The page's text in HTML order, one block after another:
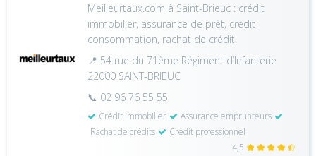
Meilleurtaux.com à Saint-Brieuc : crédit
immobilier, assurance de prêt, crédit
consommation, rachat de crédit.
📍 54 rue du 71ème Régiment d’Infanterie
22000 SAINT-BRIEUC
📞 02 96 76 55 55
Crédit immobilier
Assurance emprunteurs
Rachat de crédits
Crédit professionnel
4,5